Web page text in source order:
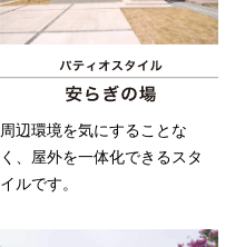
周辺環境を気にすることな
く、屋外を一体化できるスタ
イルです。